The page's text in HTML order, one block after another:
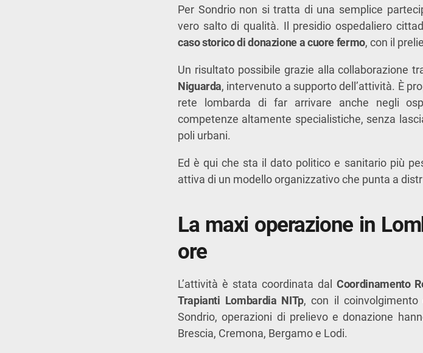
Per Sondrio non si tratta di una semplice
vero salto di qualità. Il presidio ospedaliero
caso storico di donazione a cuore fermo, con il
Un risultato possibile grazie alla collaborazione
Niguarda, intervenuto a supporto dell’attività. È
rete lombarda di far arrivare anche negli
competenze altamente specialistiche, senza
poli urbani.
Ed è qui che sta il dato politico e sanitario più
attiva di un modello organizzativo che punta a
La maxi operazione in
ore
L’attività è stata coordinata dalCoordinamento
Trapianti Lombardia NITp, con il
Sondrio, operazioni di prelievo e donazione
Brescia, Cremona, Bergamo e Lodi.